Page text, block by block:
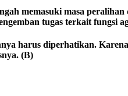
memasuki masa
tugas terkait fungsi
harus diperhatikan.
(B)